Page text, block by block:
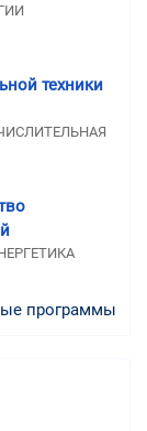
техники
программы